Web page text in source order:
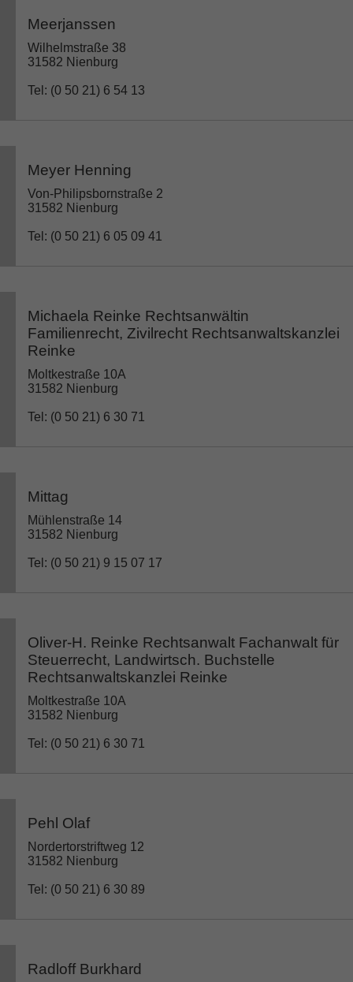
Meerjanssen
Wilhelmstraße 38
31582 Nienburg
Tel: (0 50 21) 6 54 13
Meyer Henning
Von-Philipsbornstraße 2
31582 Nienburg
Tel: (0 50 21) 6 05 09 41
Michaela Reinke Rechtsanwältin
Familienrecht, Zivilrecht Rechtsanwaltskanzlei
Reinke
Moltkestraße 10A
31582 Nienburg
Tel: (0 50 21) 6 30 71
Mittag
Mühlenstraße 14
31582 Nienburg
Tel: (0 50 21) 9 15 07 17
Oliver-H. Reinke Rechtsanwalt Fachanwalt für
Steuerrecht, Landwirtsch. Buchstelle
Rechtsanwaltskanzlei Reinke
Moltkestraße 10A
31582 Nienburg
Tel: (0 50 21) 6 30 71
Pehl Olaf
Nordertorstriftweg 12
31582 Nienburg
Tel: (0 50 21) 6 30 89
Radloff Burkhard